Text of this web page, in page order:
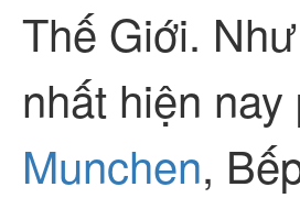
Thế Giới.
nhất hiện
Munchen,